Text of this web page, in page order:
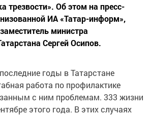
трезвости». Об этом на пресс-
ИА «Татар-информ»,
министра
Сергей Осипов.
годы в Татарстане
работа по профилактике
с ним проблемам. 333 жизни
этого года. В этих случаях